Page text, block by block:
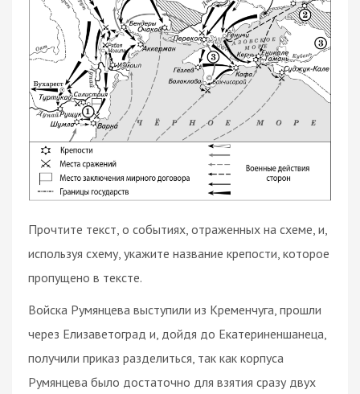
Прочтите текст, о событиях, отраженных на схеме, и,
используя схему, укажите название крепости, которое
пропущено в тексте.
Войска Румянцева выступили из Кременчуга, прошли
через Елизаветоград и, дойдя до Екатериненшанеца,
получили приказ разделиться, так как корпуса
Румянцева было достаточно для взятия сразу двух